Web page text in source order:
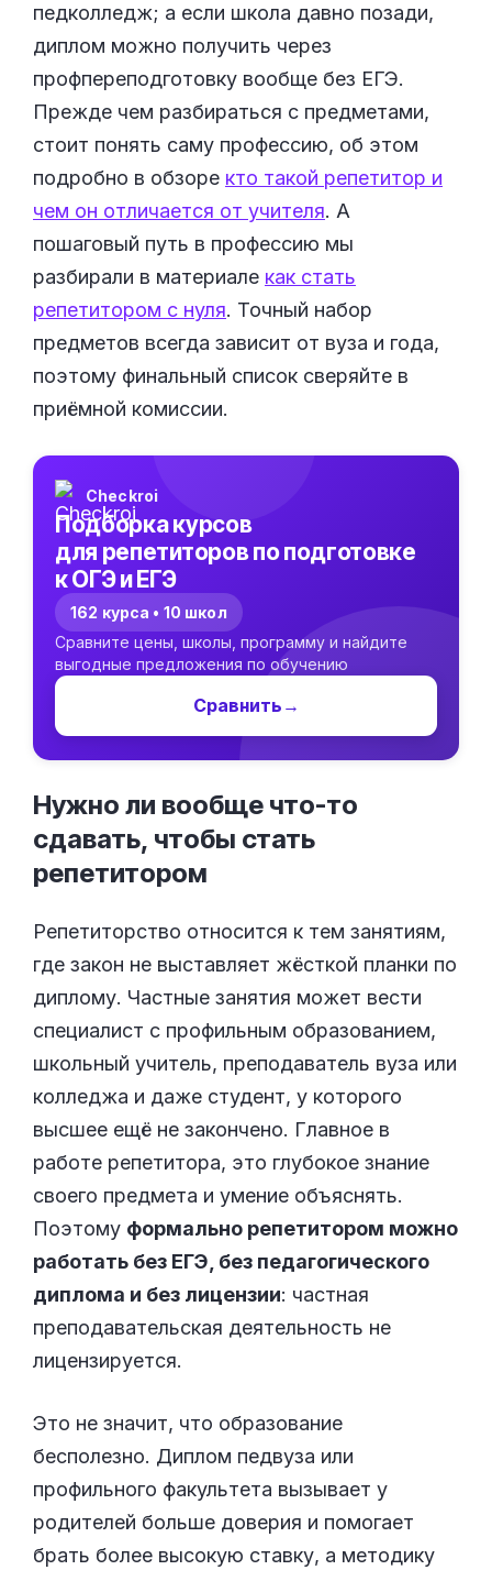
педколледж; а если школа давно позади,
диплом можно получить через
профпереподготовку вообще без ЕГЭ.
Прежде чем разбираться с предметами,
стоит понять саму профессию, об этом
подробно в обзоре кто такой репетитор и
чем он отличается от учителя. А
пошаговый путь в профессию мы
разбирали в материале как стать
репетитором с нуля. Точный набор
предметов всегда зависит от вуза и года,
поэтому финальный список сверяйте в
приёмной комиссии.
Checkroi
Подборка курсов
для репетиторов по подготовке
к ОГЭ и ЕГЭ
162 курса • 10 школ
Сравните цены, школы, программу и найдите
выгодные предложения по обучению
Сравнить →
Нужно ли вообще что-то
сдавать, чтобы стать
репетитором
Репетиторство относится к тем занятиям,
где закон не выставляет жёсткой планки по
диплому. Частные занятия может вести
специалист с профильным образованием,
школьный учитель, преподаватель вуза или
колледжа и даже студент, у которого
высшее ещё не закончено. Главное в
работе репетитора, это глубокое знание
своего предмета и умение объяснять.
Поэтому формально репетитором можно
работать без ЕГЭ, без педагогического
диплома и без лицензии: частная
преподавательская деятельность не
лицензируется.
Это не значит, что образование
бесполезно. Диплом педвуза или
профильного факультета вызывает у
родителей больше доверия и помогает
брать более высокую ставку, а методику